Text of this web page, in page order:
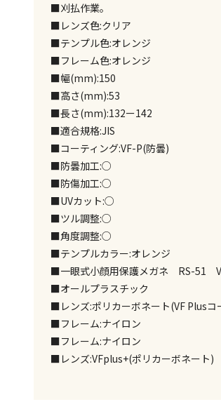
■刈払作業。
■レンズ色:クリア
■テンプル色:オレンジ
■フレーム色:オレンジ
■幅(mm):150
■高さ(mm):53
■長さ(mm):132ー142
■適合規格:JIS
■コーティング:VF-P(防曇)
■防曇加工:○
■防傷加工:○
■UVカット:○
■ツル調整:○
■角度調整:○
■テンプルカラー:オレンジ
■一眼式小顔用保護メガネ RS-51
■オールプラスチック
■レンズ:ポリカーボネート(VF Plusコ
■フレーム:ナイロン
■フレーム:ナイロン
■レンズ:VFplus+(ポリカーボネート)